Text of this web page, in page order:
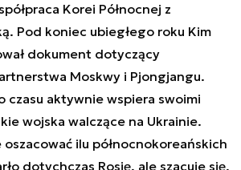
Korei Północnej z
Pod koniec ubiegłego roku Kim
dokument dotyczący
Moskwy i Pjongjangu.
czasu aktywnie wspiera swoimi
wojska walczące na Ukrainie.
ilu północnokoreańskich
dotychczas Rosję, ale szacuje się,